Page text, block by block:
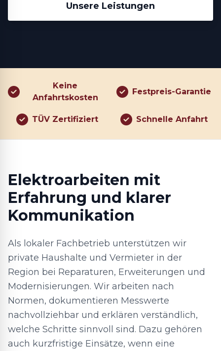
Unsere Leistungen
Keine
Anfahrtskosten
Festpreis-Garantie
TÜV Zertifiziert Schnelle Anfahrt
Elektroarbeiten mit
Erfahrung und klarer
Kommunikation
Als lokaler Fachbetrieb unterstützen wir
private Haushalte und Vermieter in der
Region bei Reparaturen, Erweiterungen und
Modernisierungen. Wir arbeiten nach
Normen, dokumentieren Messwerte
nachvollziehbar und erklären verständlich,
welche Schritte sinnvoll sind. Dazu gehören
auch kurzfristige Einsätze, wenn eine